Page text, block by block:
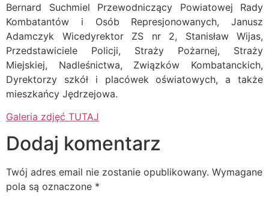
Bernard Suchmiel Przewodniczący Powiatowej Rady
Kombatantów i Osób Represjonowanych, Janusz
Adamczyk Wicedyrektor ZS nr 2, Stanisław Wijas,
Przedstawiciele Policji, Straży Pożarnej, Straży
Miejskiej, Nadleśnictwa, Związków Kombatanckich,
Dyrektorzy szkół i placówek oświatowych, a także
mieszkańcy Jędrzejowa.
Galeria zdjęć TUTAJ
Dodaj komentarz
Twój adres email nie zostanie opublikowany. Wymagane
pola są oznaczone *